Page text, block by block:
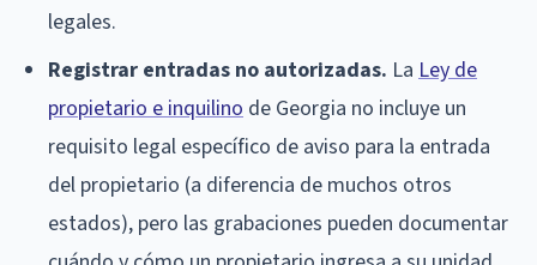
legales.
Registrar entradas no autorizadas. La Ley de
propietario e inquilino de Georgia no incluye un
requisito legal específico de aviso para la entrada
del propietario (a diferencia de muchos otros
estados), pero las grabaciones pueden documentar